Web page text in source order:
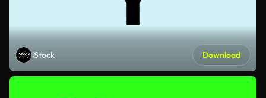
iStock Download